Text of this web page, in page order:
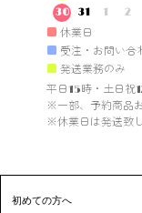
30
31 1 2
■ 休業日
■ 受注・お問い合
■ 発送業務のみ
平日15時・土日祝
※一部、予約商品
※休業日は発送致
初めての方へ